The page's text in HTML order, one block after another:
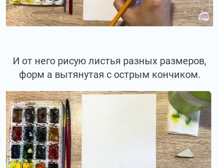
И от него рисую листья разных размеров,
форм а вытянутая с острым кончиком.